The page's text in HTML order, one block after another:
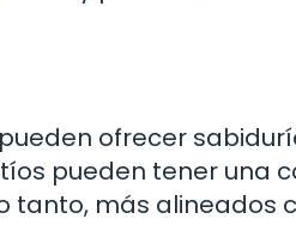
ofrecer
pueden tener una
tanto, más alineados